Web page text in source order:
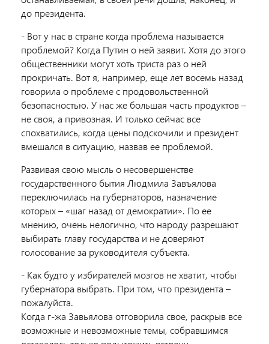
до президента.
- Вот у нас в стране когда проблема называется
проблемой? Когда Путин о ней заявит. Хотя до этого
общественники могут хоть триста раз о ней
прокричать. Вот я, например, еще лет восемь назад
говорила о проблеме с продовольственной
безопасностью. У нас же большая часть продуктов –
не своя, а привозная. И только сейчас все
спохватились, когда цены подскочили и президент
вмешался в ситуацию, назвав ее проблемой.
Развивая свою мысль о несовершенстве
государственного бытия Людмила Завъялова
переключилась на губернаторов, назначение
которых – «шаг назад от демократии». По ее
мнению, очень нелогично, что народу разрешают
выбирать главу государства и не доверяют
голосование за руководителя субъекта.
- Как будто у избирателей мозгов не хватит, чтобы
губернатора выбрать. При том, что президента –
пожалуйста.
Когда г-жа Завьялова отговорила свое, раскрыв все
возможные и невозможные темы, собравшимся